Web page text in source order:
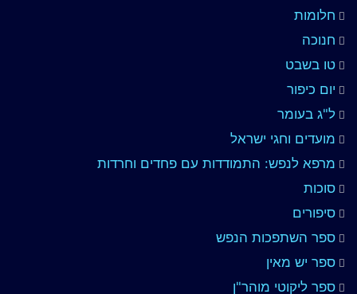
חלומות
חנוכה
טו בשבט
יום כיפור
ל"ג בעומר
מועדים וחגי ישראל
מרפא לנפש: התמודדות עם פחדים וחרדות
סוכות
סיפורים
ספר השתפכות הנפש
ספר יש מאין
ספר ליקוטי מוהר"ן